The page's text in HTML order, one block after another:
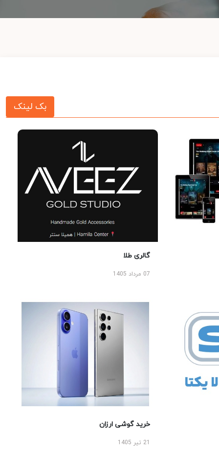
بک لینک
گالری طلا
07 مرداد 1405
خرید گوشی ارزان